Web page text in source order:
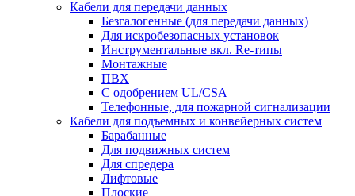
Кабели для передачи данных
Безгалогенные (для передачи данных)
Для искробезопасных установок
Инструментальные вкл. Re-типы
Монтажные
ПВХ
С одобрением UL/CSA
Телефонные, для пожарной сигнализации
Кабели для подъемных и конвейерных систем
Барабанные
Для подвижных систем
Для спредера
Лифтовые
Плоские